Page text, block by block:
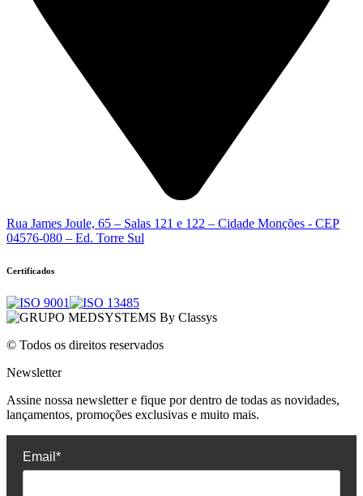
Rua James Joule, 65 – Salas 121 e 122 – Cidade Monções - CEP
04576-080 – Ed. Torre Sul
Certificados
© Todos os direitos reservados
Newsletter
Assine nossa newsletter e fique por dentro de todas as novidades,
lançamentos, promoções exclusivas e muito mais.
Email*